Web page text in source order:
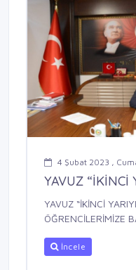
4 Şubat 2023 ,
YAVUZ “İKİNCİ
YAVUZ “İKİNCİ
ÖĞRENCİLERİMİZE
İncele